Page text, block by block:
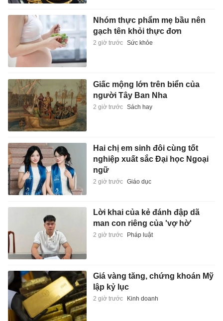
Nhóm thực phẩm mẹ bầu nên
gạch tên khỏi thực đơn
2 giờ trước Sức khỏe
Giấc mộng lớn trên biển của
người Tây Ban Nha
2 giờ trước Sách hay
Hai chị em sinh đôi cùng tốt
nghiệp xuất sắc Đại học Ngoại
ngữ
2 giờ trước Giáo dục
Lời khai của kẻ đánh đập dã
man con riêng của 'vợ hờ'
2 giờ trước Pháp luật
Giá vàng tăng, chứng khoán Mỹ
lập kỷ lục
2 giờ trước Kinh doanh